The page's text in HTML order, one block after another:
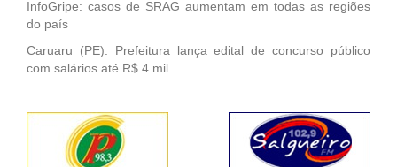
InfoGripe: casos de SRAG aumentam em todas as regiões
do país
Caruaru (PE): Prefeitura lança edital de concurso público
com salários até R$ 4 mil